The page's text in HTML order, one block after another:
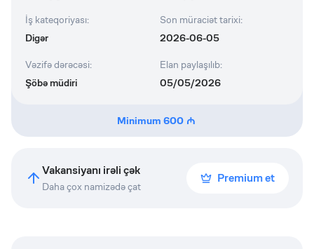
İş kateqoriyası:
Digər
Son müraciət tarixi:
2026-06-05
Vəzifə dərəcəsi:
Şöbə müdiri
Elan paylaşılıb:
05/05/2026
Minimum 600
Vakansiyanı irəli çək
Daha çox namizədə çat
Premium et